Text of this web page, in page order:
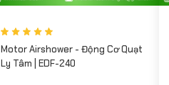
Motor Airshower - Động Cơ Quạt
Ly Tâm | EDF-240